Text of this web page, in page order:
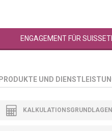
ENGAGEMENT FÜR
PRODUKTE UND
KALKULATIONSGRUNDLAGEN